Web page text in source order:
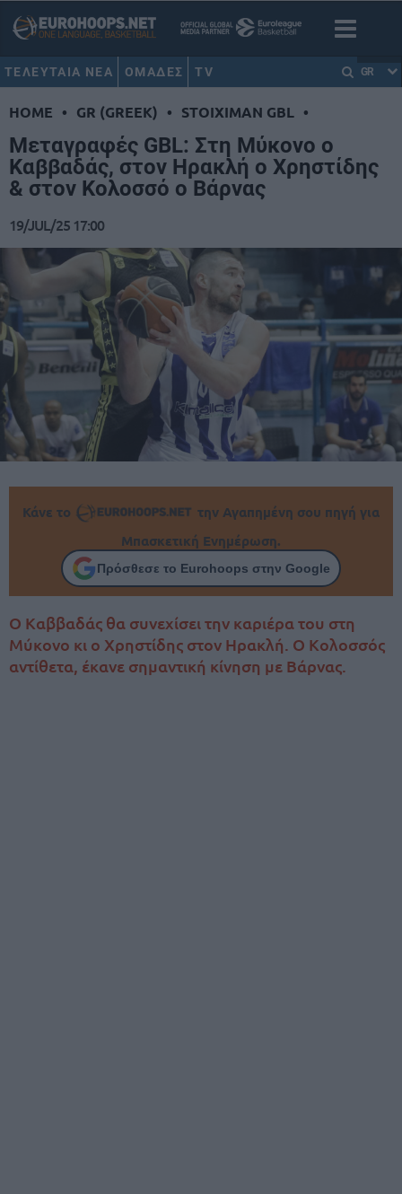
ΤΕΛΕΥΤΑΙΑ ΝΕΑ ΟΜΑΔΕΣ TV GR
HOME • GR (GREEK) • STOIXIMAN GBL •
Μεταγραφές GBL: Στη Μύκονο ο
Καββαδάς, στον Ηρακλή ο Χρηστίδης
& στον Κολοσσό ο Βάρνας
19/JUL/25 17:00
Κάνε το
την Αγαπημένη σου πηγή για
Μπασκετική Ενημέρωση.
Πρόσθεσε το Eurohoops στην Google
Ο Καββαδάς θα συνεχίσει την καριέρα του στη
Μύκονο κι ο Χρηστίδης στον Ηρακλή. Ο Κολοσσός
αντίθετα, έκανε σημαντική κίνηση με Βάρνας.